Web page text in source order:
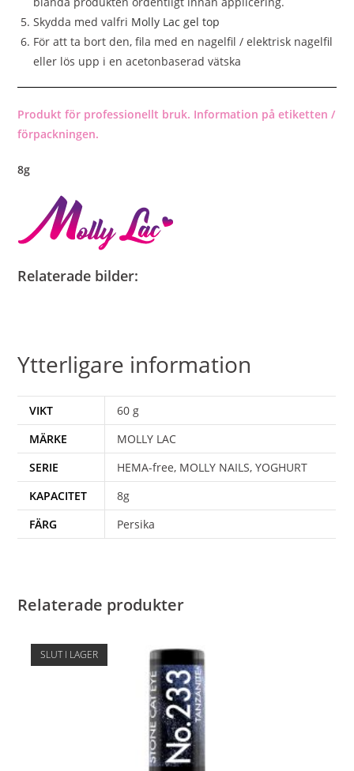
Skydda med valfri Molly Lac gel top
För att ta bort den, fila med en nagelfil / elektrisk nagelfil
eller lös upp i en acetonbaserad vätska
Produkt för professionellt bruk. Information på etiketten /
förpackningen.
8g
Relaterade bilder:
Ytterligare information
VIKT
60 g
MÄRKE
MOLLY LAC
SERIE
HEMA-free, MOLLY NAILS, YOGHURT
KAPACITET
8g
FÄRG
Persika
Relaterade produkter
SLUT I LAGER